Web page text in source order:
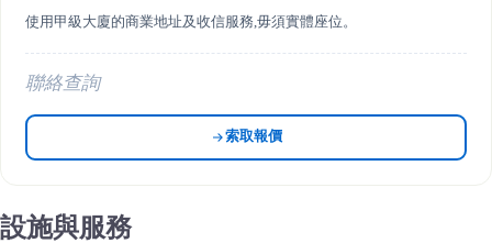
使用甲級大廈的商業地址及收信服務,毋須實體座位。
聯絡查詢
索取報價
設施與服務